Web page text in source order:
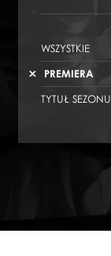
WSZYSTKIE
PREMIERA
TYTUŁ SEZONU